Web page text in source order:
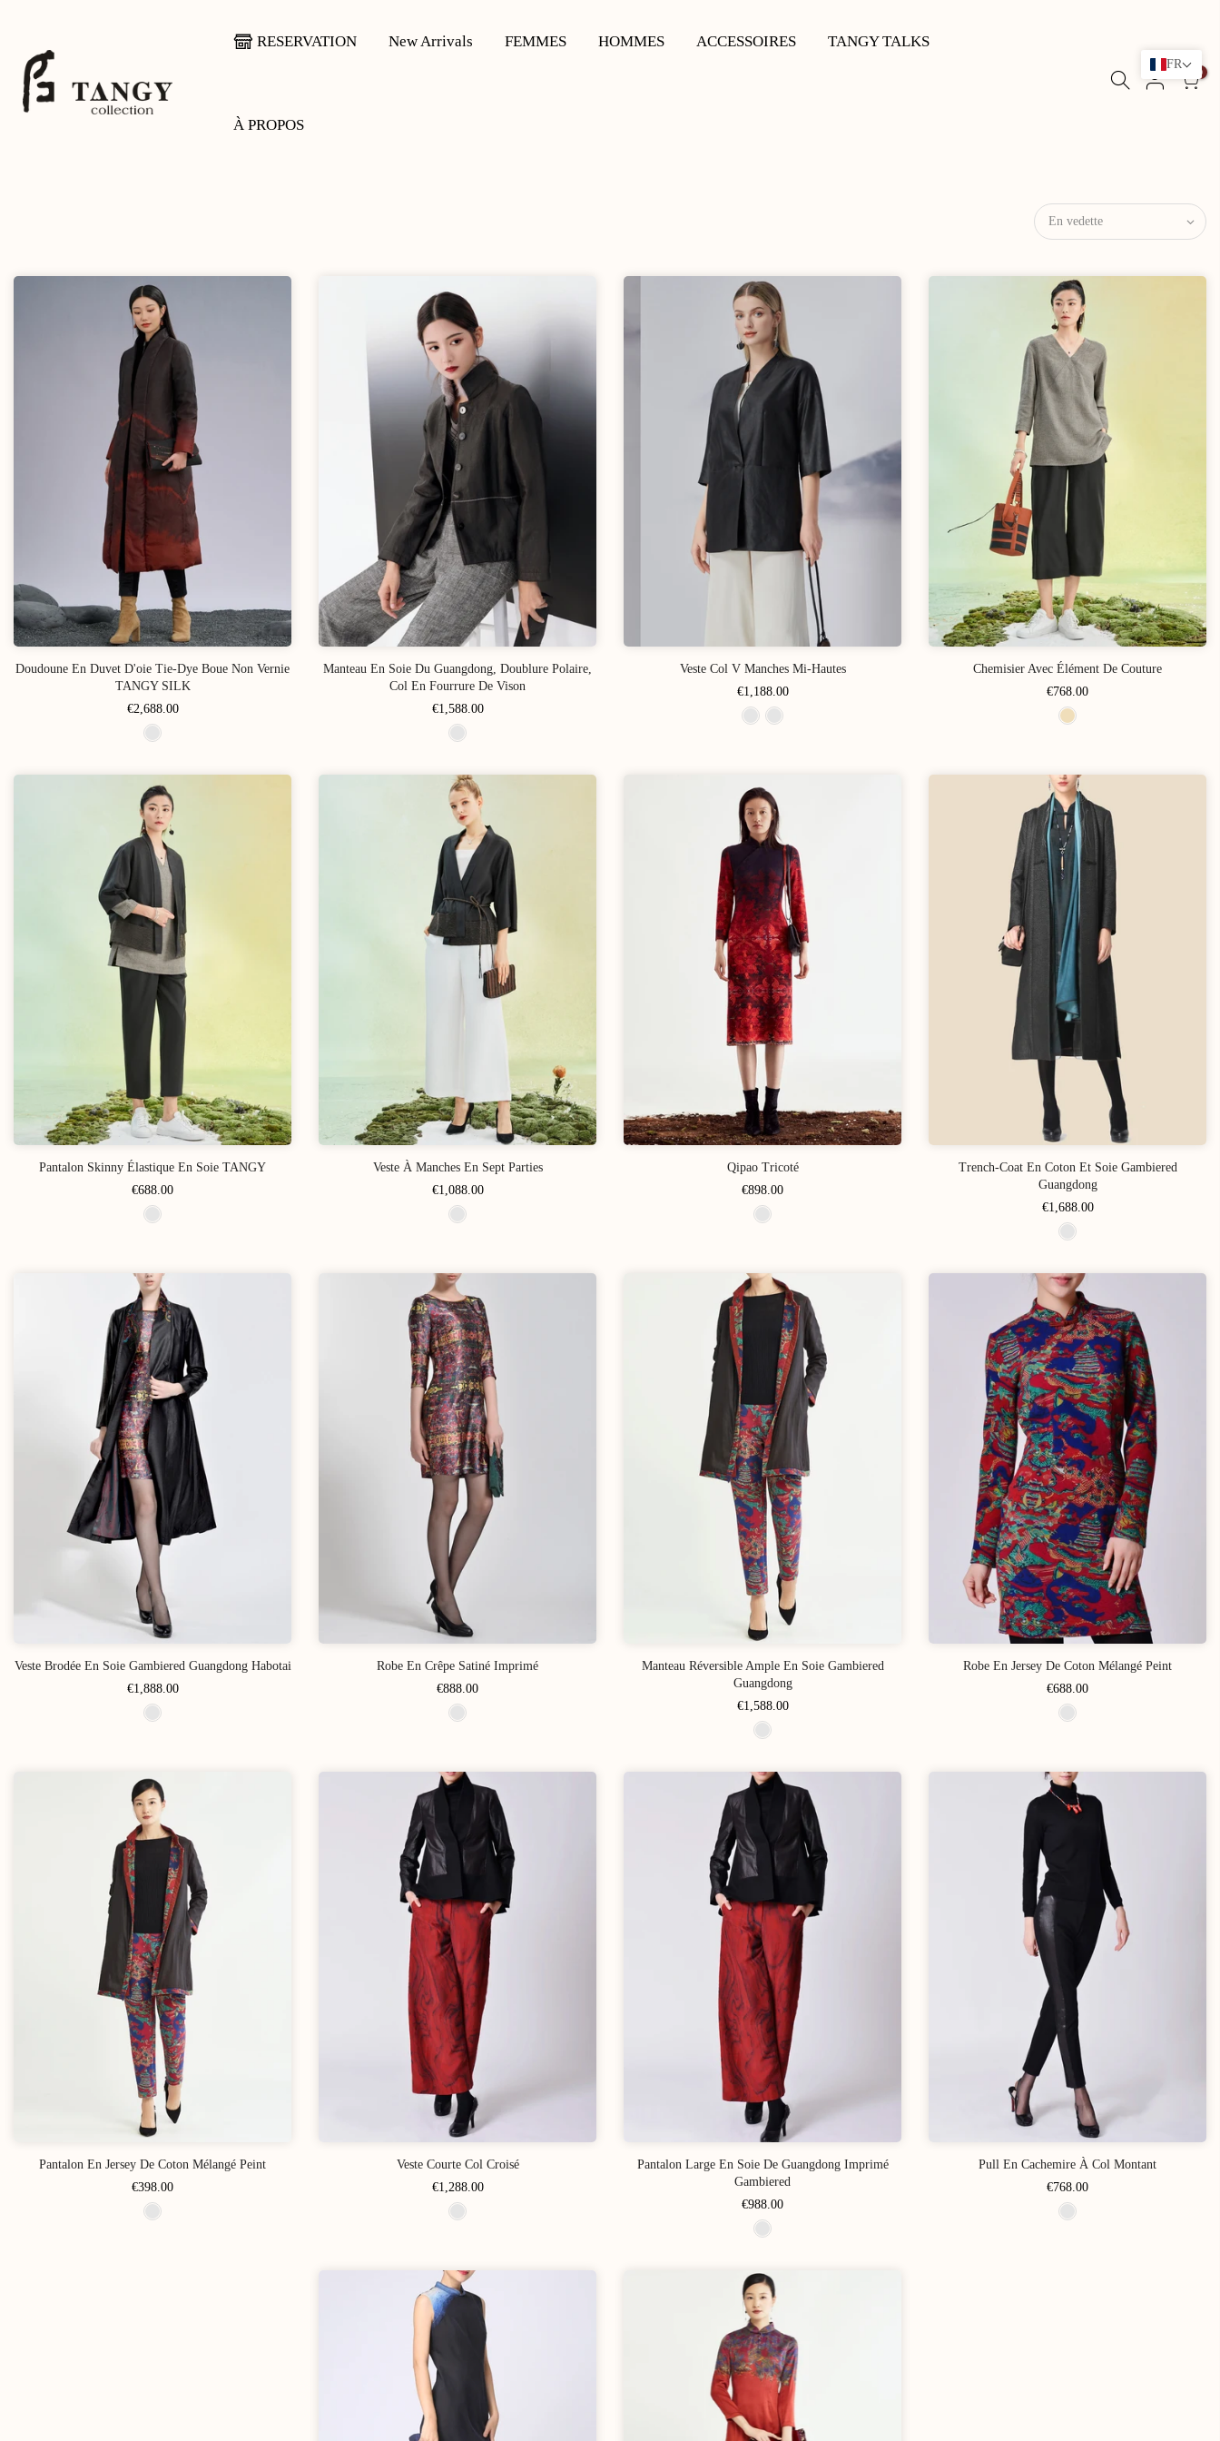
contenu
RESERVATION New Arrivals FEMMES HOMMES ACCESSOIRES TANGY TALKS
À PROPOS
0
En vedette
Doudoune En Duvet D'oie Tie-Dye Boue Non Vernie
TANGY SILK
€2,688.00
Manteau En Soie Du Guangdong, Doublure Polaire,
Col En Fourrure De Vison
€1,588.00
Veste Col V Manches Mi-Hautes
€1,188.00
Chemisier Avec Élément De Couture
€768.00
Pantalon Skinny Élastique En Soie TANGY
€688.00
Veste À Manches En Sept Parties
€1,088.00
Qipao Tricoté
€898.00
Trench-Coat En Coton Et Soie Gambiered
Guangdong
€1,688.00
Veste Brodée En Soie Gambiered Guangdong Habotai
€1,888.00
Robe En Crêpe Satiné Imprimé
€888.00
Manteau Réversible Ample En Soie Gambiered
Guangdong
€1,588.00
Robe En Jersey De Coton Mélangé Peint
€688.00
Pantalon En Jersey De Coton Mélangé Peint
€398.00
Veste Courte Col Croisé
€1,288.00
Pantalon Large En Soie De Guangdong Imprimé
Gambiered
€988.00
Pull En Cachemire À Col Montant
€768.00
FR